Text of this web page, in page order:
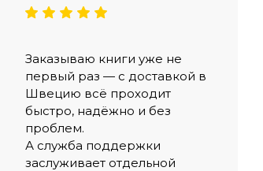
Заказываю книги уже не
первый раз — с доставкой в
Швецию всё проходит
быстро, надёжно и без
проблем.
А служба поддержки
заслуживает отдельной